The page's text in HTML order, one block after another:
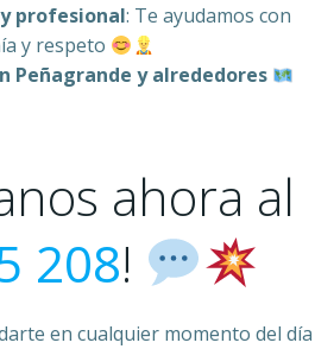
profesional: Te ayudamos con
y respeto
Peñagrande y alrededores
ahora al
208!
en cualquier momento del día